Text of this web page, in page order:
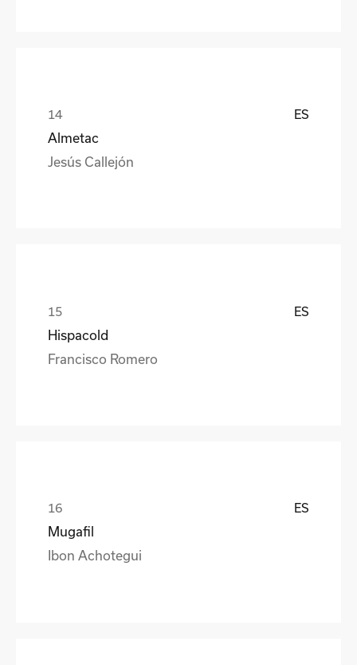
ES
Almetac
Jesús Callejón
ES
Hispacold
Francisco Romero
ES
Mugafil
Ibon Achotegui